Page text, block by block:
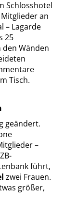
Schlosshotel
an
– Lagarde
25
Wänden
Tisch.
geändert.
–
führt,
zwei Frauen.
größer,